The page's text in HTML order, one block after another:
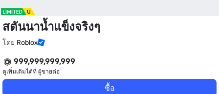
สตันนาน้ำแข็งจริงๆ
โดย Roblox
999,999,999,999
ดูเพิ่มเติมได้ที่ ผู้ขายต่อ
ซื้อ